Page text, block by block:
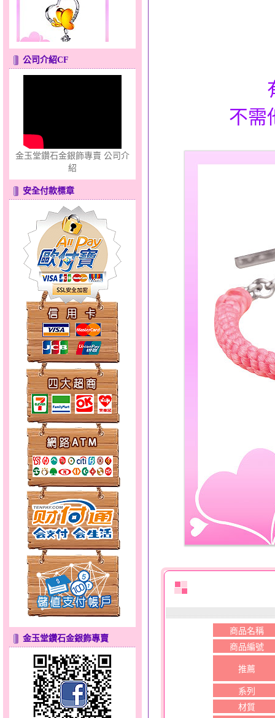
心之舞～金銀鋼套鍊
只愛你～男黃金戒指
彩蝶倩影～金銀鋼套鍊
天使約定～金銀鋼套鍊
天真Rody～金銀鋼套鍊
甜心女孩～金銀鋼女套鍊
公司介紹CF
金玉堂鑽石金銀飾專賣 公司介
紹
安全付款標章
金玉堂鑽石金銀飾專賣
不需
商品名稱
商品編號
推薦
系列
材質